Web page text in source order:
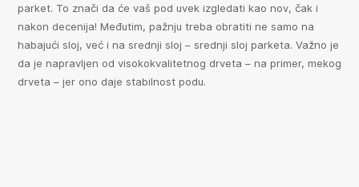
parket. To znači da će vaš pod uvek izgledati kao nov, čak i
nakon decenija! Međutim, pažnju treba obratiti ne samo na
habajući sloj, već i na srednji sloj – srednji sloj parketa. Važno je
da je napravljen od visokokvalitetnog drveta – na primer, mekog
drveta – jer ono daje stabilnost podu.